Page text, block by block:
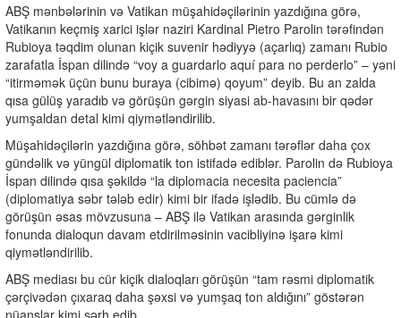
ABŞ mənbələrinin və Vatikan müşahidəçilərinin yazdığına görə,
Vatikanın keçmiş xarici işlər naziri Kardinal Pietro Parolin tərəfindən
Rubioya təqdim olunan kiçik suvenir hədiyyə (açarlıq) zamanı Rubio
zarafatla İspan dilində “voy a guardarlo aquí para no perderlo” – yəni
“itirməmək üçün bunu buraya (cibimə) qoyum” deyib. Bu an zalda
qısa gülüş yaradıb və görüşün gərgin siyasi ab-havasını bir qədər
yumşaldan detal kimi qiymətləndirilib.
Müşahidəçilərin yazdığına görə, söhbət zamanı tərəflər daha çox
gündəlik və yüngül diplomatik ton istifadə ediblər. Parolin də Rubioya
İspan dilində qısa şəkildə “la diplomacia necesita paciencia”
(diplomatiya səbr tələb edir) kimi bir ifadə işlədib. Bu cümlə də
görüşün əsas mövzusuna – ABŞ ilə Vatikan arasında gərginlik
fonunda dialoqun davam etdirilməsinin vacibliyinə işarə kimi
qiymətləndirilib.
ABŞ mediası bu cür kiçik dialoqları görüşün “tam rəsmi diplomatik
çərçivədən çıxaraq daha şəxsi və yumşaq ton aldığını” göstərən
nüanslar kimi şərh edib.